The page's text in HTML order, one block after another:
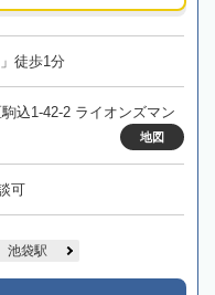
徒歩1分
込1-42-2 ライオンズマン
地図
可
池袋駅